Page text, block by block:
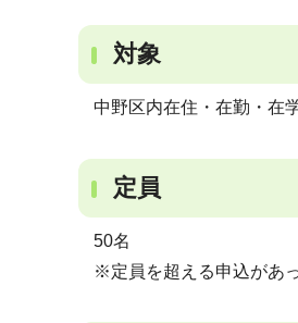
対象
中野区内在住・在勤・在
定員
50名
※定員を超える申込があ